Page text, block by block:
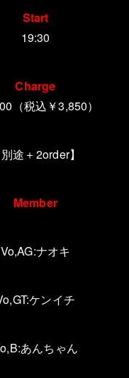
Start
19:30
Charge
（税込￥3,850）
別途＋2order】
Member
Vo,AG:ナオキ
ケンイチ
:あんちゃん